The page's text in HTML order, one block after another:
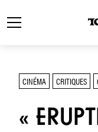
CINÉMA CRITIQUES
«